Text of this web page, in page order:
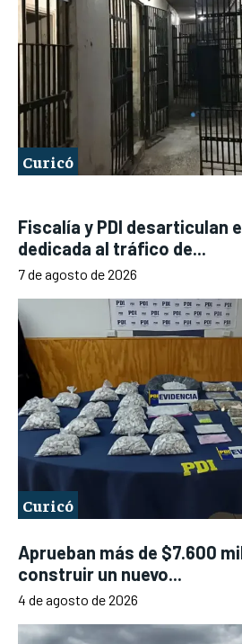
Curicó
Fiscalía y PDI desarticulan
dedicada al tráfico de...
7 de agosto de 2026
Curicó
Aprueban más de $7.600
construir un nuevo...
4 de agosto de 2026